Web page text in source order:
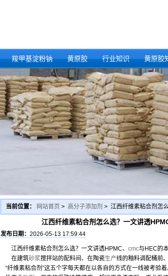
羧甲基淀粉钠 黄原胶 行业知识 黄原胶
当前位置： 网站首页 > 高分子添加剂 > 江西纤维素粘合剂怎
江西纤维素粘合剂怎么选？一文讲透
发布日期： 2026-05-13 17:59:44
江西纤维素粘合剂怎么选？一文讲透HPMC、 cmc与HEC的
在建筑砂浆搅拌站的配料间、在陶瓷生产线的釉料调配桶前
“纤维素粘合剂”这五个字每天都在以各自的方式在一线被考验